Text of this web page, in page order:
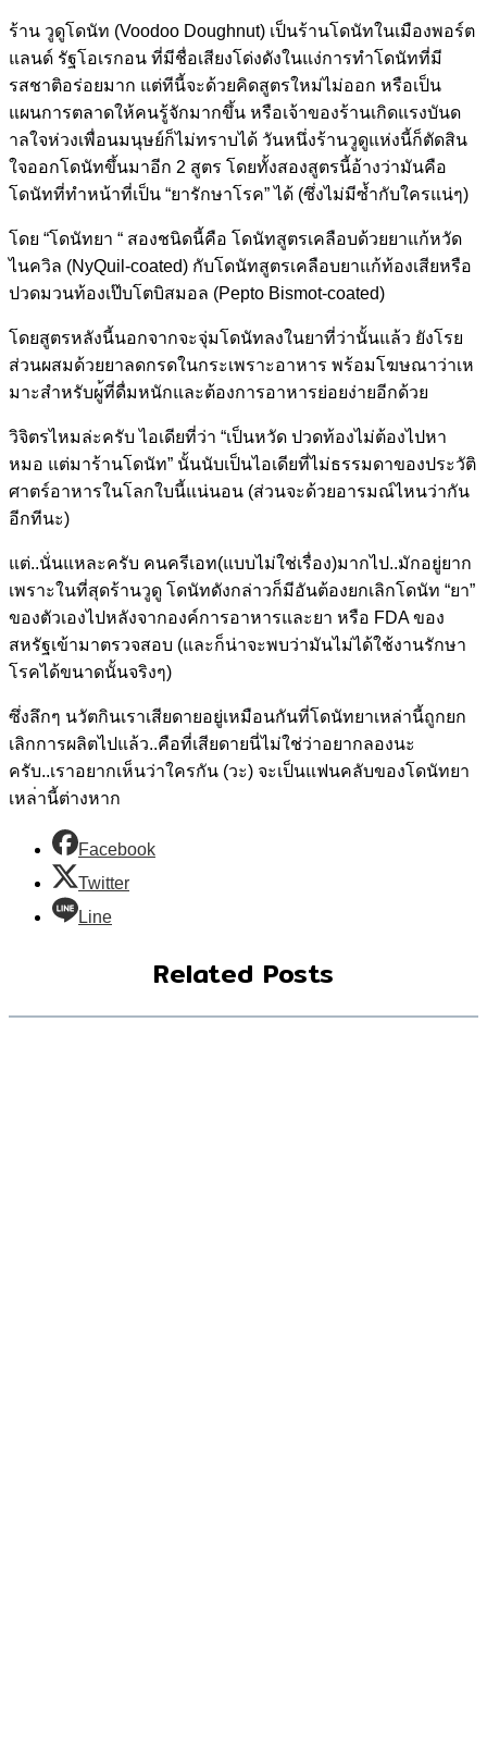
ร้าน วูดูโดนัท (Voodoo Doughnut) เป็นร้านโดนัทในเมืองพอร์ต
แลนด์ รัฐโอเรกอน ที่มีชื่อเสียงโด่งดังในแง่การทำโดนัทที่มี
รสชาติอร่อยมาก แต่ทีนี้จะด้วยคิดสูตรใหม่ไม่ออก หรือเป็น
แผนการตลาดให้คนรู้จักมากขึ้น หรือเจ้าของร้านเกิดแรงบันด
าลใจห่วงเพื่อนมนุษย์ก็ไม่ทราบได้ วันหนึ่งร้านวูดูแห่งนี้ก็ตัดสิน
ใจออกโดนัทขึ้นมาอีก 2 สูตร โดยทั้งสองสูตรนี้อ้างว่ามันคือ
โดนัทที่ทำหน้าที่เป็น “ยารักษาโรค” ได้ (ซึ่งไม่มีซ้ำกับใครแน่ๆ)
โดย “โดนัทยา “ สองชนิดนี้คือ โดนัทสูตรเคลือบด้วยยาแก้หวัด
ไนควิล (NyQuil-coated) กับโดนัทสูตรเคลือบยาแก้ท้องเสียหรือ
ปวดมวนท้องเป๊บโตบิสมอล (Pepto Bismot-coated)
โดยสูตรหลังนี้นอกจากจะจุ่มโดนัทลงในยาที่ว่านั้นแล้ว ยังโรย
ส่วนผสมด้วยยาลดกรดในกระเพราะอาหาร พร้อมโฆษณาว่าเห
มาะสำหรับผู้ที่ดื่มหนักและต้องการอาหารย่อยง่ายอีกด้วย
วิจิตรไหมล่ะครับ ไอเดียที่ว่า “เป็นหวัด ปวดท้องไม่ต้องไปหา
หมอ แต่มาร้านโดนัท” นั้นนับเป็นไอเดียที่ไม่ธรรมดาของประวัติ
ศาตร์อาหารในโลกใบนี้แน่นอน (ส่วนจะด้วยอารมณ์ไหนว่ากัน
อีกทีนะ)
แต่..นั่นแหละครับ คนครีเอท(แบบไม่ใช่เรื่อง)มากไป..มักอยู่ยาก
เพราะในที่สุดร้านวูดู โดนัทดังกล่าวก็มีอันต้องยกเลิกโดนัท “ยา”
ของตัวเองไปหลังจากองค์การอาหารและยา หรือ FDA ของ
สหรัฐเข้ามาตรวจสอบ (และก็น่าจะพบว่ามันไม่ได้ใช้งานรักษา
โรคได้ขนาดนั้นจริงๆ)
ซึ่งลึกๆ นวัตกินเราเสียดายอยู่เหมือนกันที่โดนัทยาเหล่านี้ถูกยก
เลิกการผลิตไปแล้ว..คือที่เสียดายนี่ไม่ใช่ว่าอยากลองนะ
ครับ..เราอยากเห็นว่าใครกัน (วะ) จะเป็นแฟนคลับของโดนัทยา
เหล่านี้ต่างหาก
Facebook
Twitter
Line
Related Posts